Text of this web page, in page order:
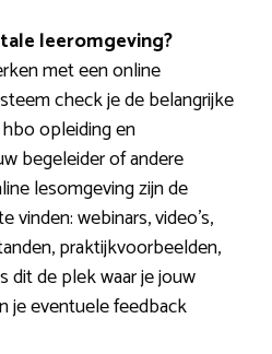
leeromgeving?
met een online
check je de belangrijke
opleiding en
begeleider of andere
lesomgeving zijn de
webinars, video’s,
praktijkvoorbeelden,
dit de plek waar je jouw
je eventuele feedback